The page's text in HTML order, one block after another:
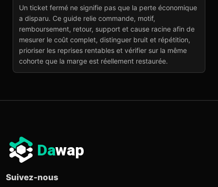
mangent la marge
Lire l'article →
Un ticket fermé ne signifie pas que la perte économique
a disparu. Ce guide relie commande, motif,
remboursement, retour, support et cause racine afin de
mesurer le coût complet, distinguer bruit et répétition,
prioriser les reprises rentables et vérifier sur la même
cohorte que la marge est réellement restaurée.
Dawap
Suivez-nous